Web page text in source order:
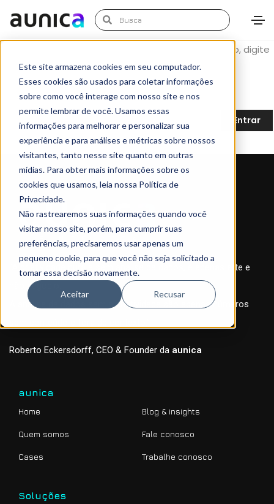
Este site armazena cookies em seu computador.
Esses cookies são usados para coletar informações
sobre como você interage com nosso site e nos
permite lembrar de você. Usamos essas
informações para melhorar e personalizar sua
experiência e para análises e métricas sobre nossos
visitantes, tanto nesse site quanto em outras
mídias. Para obter mais informações sobre os
cookies que usamos, leia nossa Política de
Privacidade.
Não rastrearemos suas informações quando você
visitar nosso site, porém, para cumprir suas
preferências, precisaremos usar apenas um
pequeno cookie, para que você não seja solicitado a
tomar essa decisão novamente.
Aceitar Recusar
Este conteúdo está protegido por senha. Para vê-lo, digite
sua senha abaixo:
Senha:
“A criatividade pura e sem análise de dados, é apenas arte e
não negócio.
A análise de dados sem a criatividade são apenas números
Roberto Eckersdorff, CEO & Founder da aunica
aunica
Home
Quem somos
Cases
Blog & insights
Fale conosco
Trabalhe conosco
Soluções